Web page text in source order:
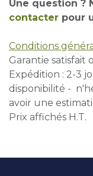
Une question ?
contacter pour
Conditions
Garantie satisfait
Expédition : 2-3
disponibilité -
avoir une
Prix affichés H.T.